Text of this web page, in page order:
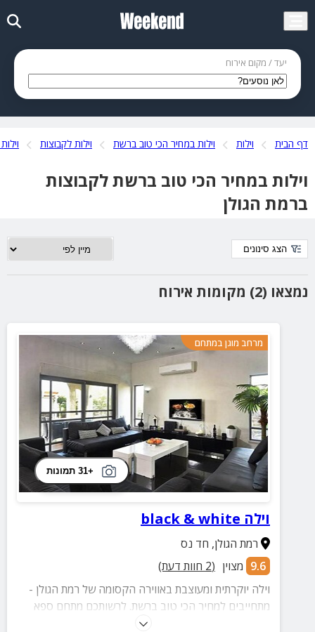
יעד / מקום אירוח
דף הבית וילות וילות במחיר הכי טוב ברשת וילות לקבוצות
וילות במחיר הכי טוב ברשת לקבוצות
ברמת הגולן
נמצאו (2) מקומות אירוח
הצג סינונים
מרחב מוגן במתחם
+31 תמונות
וילה black & white
רמת הגולן, חד נס
9.6 מצוין (
2 חוות דעת)
וילה יוקרתית ומעוצבת באווירה הקסומה של רמת הגולן -
מתחייבים למחיר הכי טוב ברשת. לרשותכם מתחם ספא
מפנק עם סאונה יבשה, אבזור מלא בוילה וחצר מטופחת